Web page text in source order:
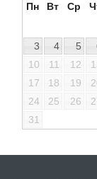
Пн Вт Ср
3
4 5
10
11 12
17
18 19
24
25 26
31